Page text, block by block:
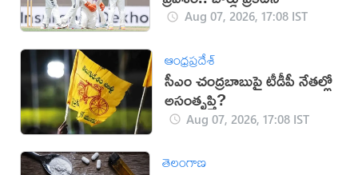
Aug 07, 2026, 17:08 IST
ఆంధ్రప్రదేశ్
సీఎం చంద్రబాబుపై టీడీపీ నేతల్లో
అసంతృప్తి?
Aug 07, 2026, 17:08 IST
తెలంగాణ